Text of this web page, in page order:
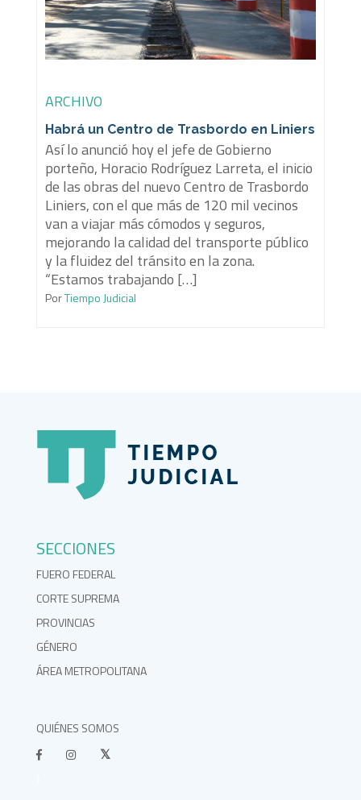
ARCHIVO
Habrá un Centro de Trasbordo en Liniers
Así lo anunció hoy el jefe de Gobierno
porteño, Horacio Rodríguez Larreta, el inicio
de las obras del nuevo Centro de Trasbordo
Liniers, con el que más de 120 mil vecinos
van a viajar más cómodos y seguros,
mejorando la calidad del transporte público
y la fluidez del tránsito en la zona.
“Estamos trabajando […]
PorTiempo Judicial
SECCIONES
FUERO FEDERAL
CORTE SUPREMA
PROVINCIAS
GÉNERO
ÁREA METROPOLITANA
QUIÉNES SOMOS